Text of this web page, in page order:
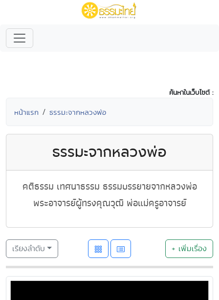
ค้นหาในเว็บไซต์ :
หน้าแรก ธรรมะจากหลวงพ่อ
ธรรมะจากหลวงพ่อ
คติธรรม เทศนาธรรม ธรรมบรรยายจากหลวงพ่อ
พระอาจารย์ผู้ทรงคุณวุฒิ พ่อแม่ครูอาจารย์
เรียงลำดับ + เพิ่มเรื่อง